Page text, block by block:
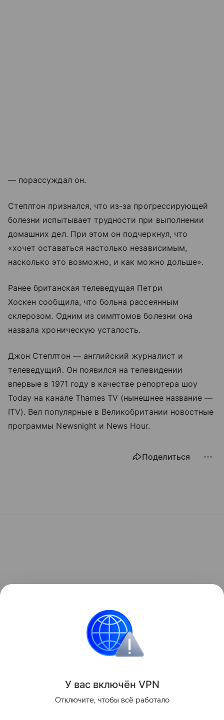
— порассуждал он.
Степлтон признался, что из-за прогрессирующей
болезни испытывает трудности при выполнении
домашних дел. При этом он подчеркнул, что
«хочет оставаться настолько независимым,
насколько это возможно, и как можно дольше».
Ранее британская телеведущая Петри
Хоскен сообщила, что больна рассеянным
склерозом. Одним из симптомов болезни она
назвала хроническую усталость.
Джон Степлтон — английский журналист и
телеведущий. Он появился на телевидении
впервые в 1971 году в качестве репортера шоу
Today на канале Thames TV (нынешнее название —
ITV). Вел популярные в Великобритании новостные
программы Newsnight и News Hour.
Поделиться
У вас включён VPN
Отключите, чтобы всё работало